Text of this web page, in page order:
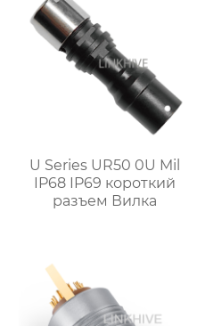
U Series UR50 0U Mil
IP68 IP69 короткий
разъем Вилка